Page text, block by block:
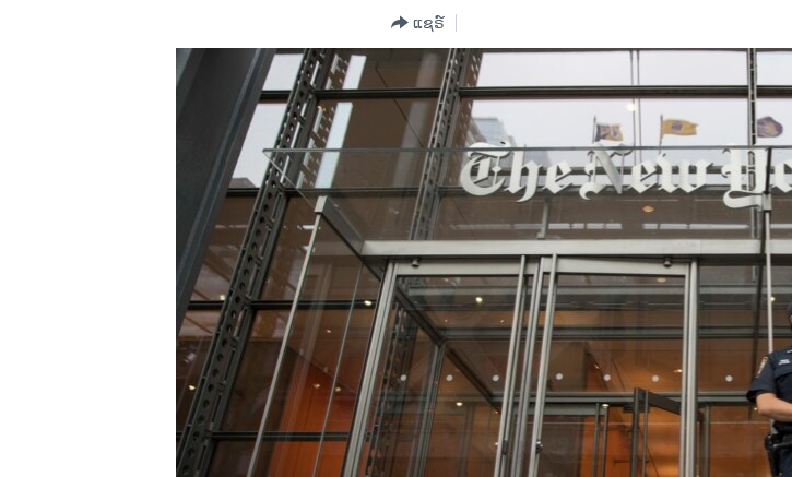
ອິດສະຫຼະພາບດ້ານການຂ່າວ
ແຊຣ໌